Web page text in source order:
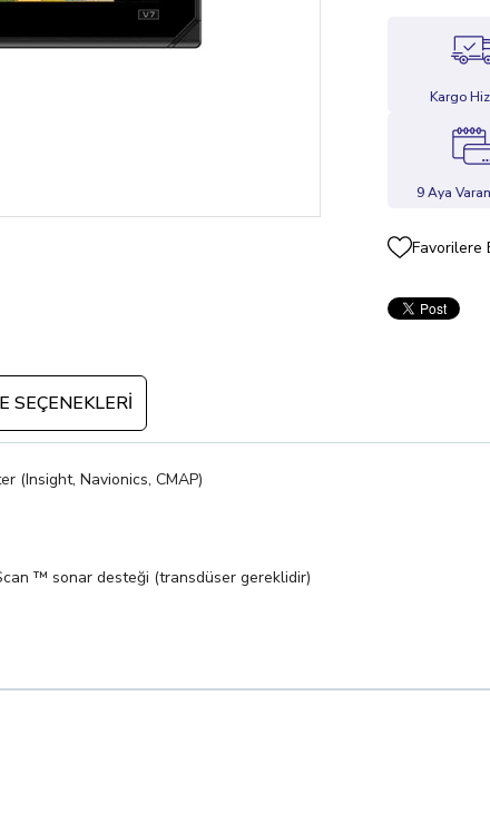
Kargo
9 Aya
Favorilere
SEÇENEKLERI
(Insight, Navionics, CMAP)
™ sonar desteği (transdüser gereklidir)